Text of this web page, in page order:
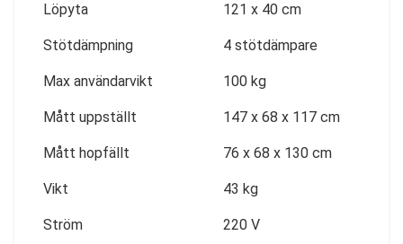
Löpyta 121 x 40 cm
Stötdämpning 4 stötdämpare
Max användarvikt 100 kg
Mått uppställt 147 x 68 x 117 cm
Mått hopfällt 76 x 68 x 130 cm
Vikt 43 kg
Ström 220 V